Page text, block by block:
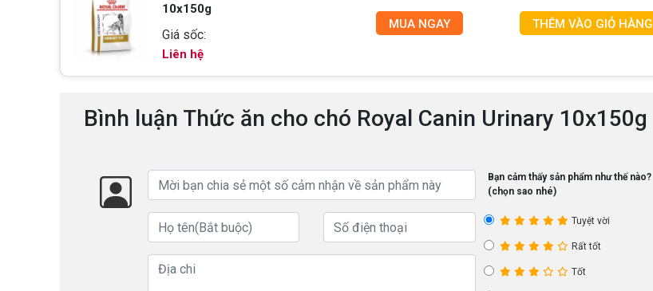
10x150g
Giá sốc:
Liên hệ
MUA NGAY THÊM VÀO GIỎ HÀNG
Bình luận Thức ăn cho chó Royal Canin Urinary 10x150g
Bạn cảm thấy sản phẩm như thế nào?
(chọn sao nhé)
Tuyệt vời
Rất tốt
Tốt